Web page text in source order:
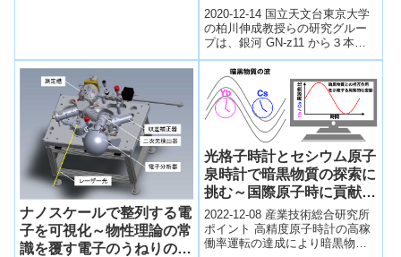
2020-12-14 国立天文台東京大学
の柏川伸成教授らの研究グルー
プは、銀河 GN-z11 から３本の
紫外線輝線を検出し、この銀河
が 134 億年かなたにある...
ナノスケールで整列する電
子を可視化～物性理論の常
識を覆す電子のうねりの発
光格子時計とセシウム原子
泉時計で暗黒物質の探索に
挑む～国際原子時に貢献す
る秒の「再定義候補」と
「現定義の担い手」の同
時・高稼働率運転が鍵～
2022-12-08 産業技術総合研究所
ポイント 高精度原子時計の高稼
働率運転の達成により暗黒物質